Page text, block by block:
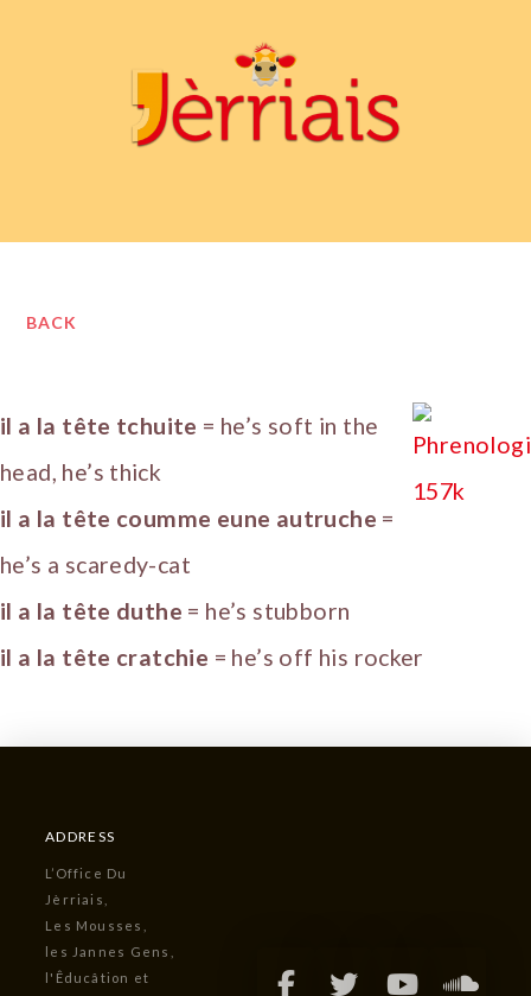
BACK
il a la tête tchuite = he’s soft in the
head, he’s thick
il a la tête coumme eune autruche =
he’s a scaredy-cat
il a la tête duthe = he’s stubborn
il a la tête cratchie = he’s off his rocker
ADDRESS
L’Office Du
Jèrriais,
Les Mousses,
les Jannes Gens,
l'Êducâtion et